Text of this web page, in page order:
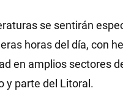
se sentirán
horas del día, con
en amplios sectores
y parte del Litoral.